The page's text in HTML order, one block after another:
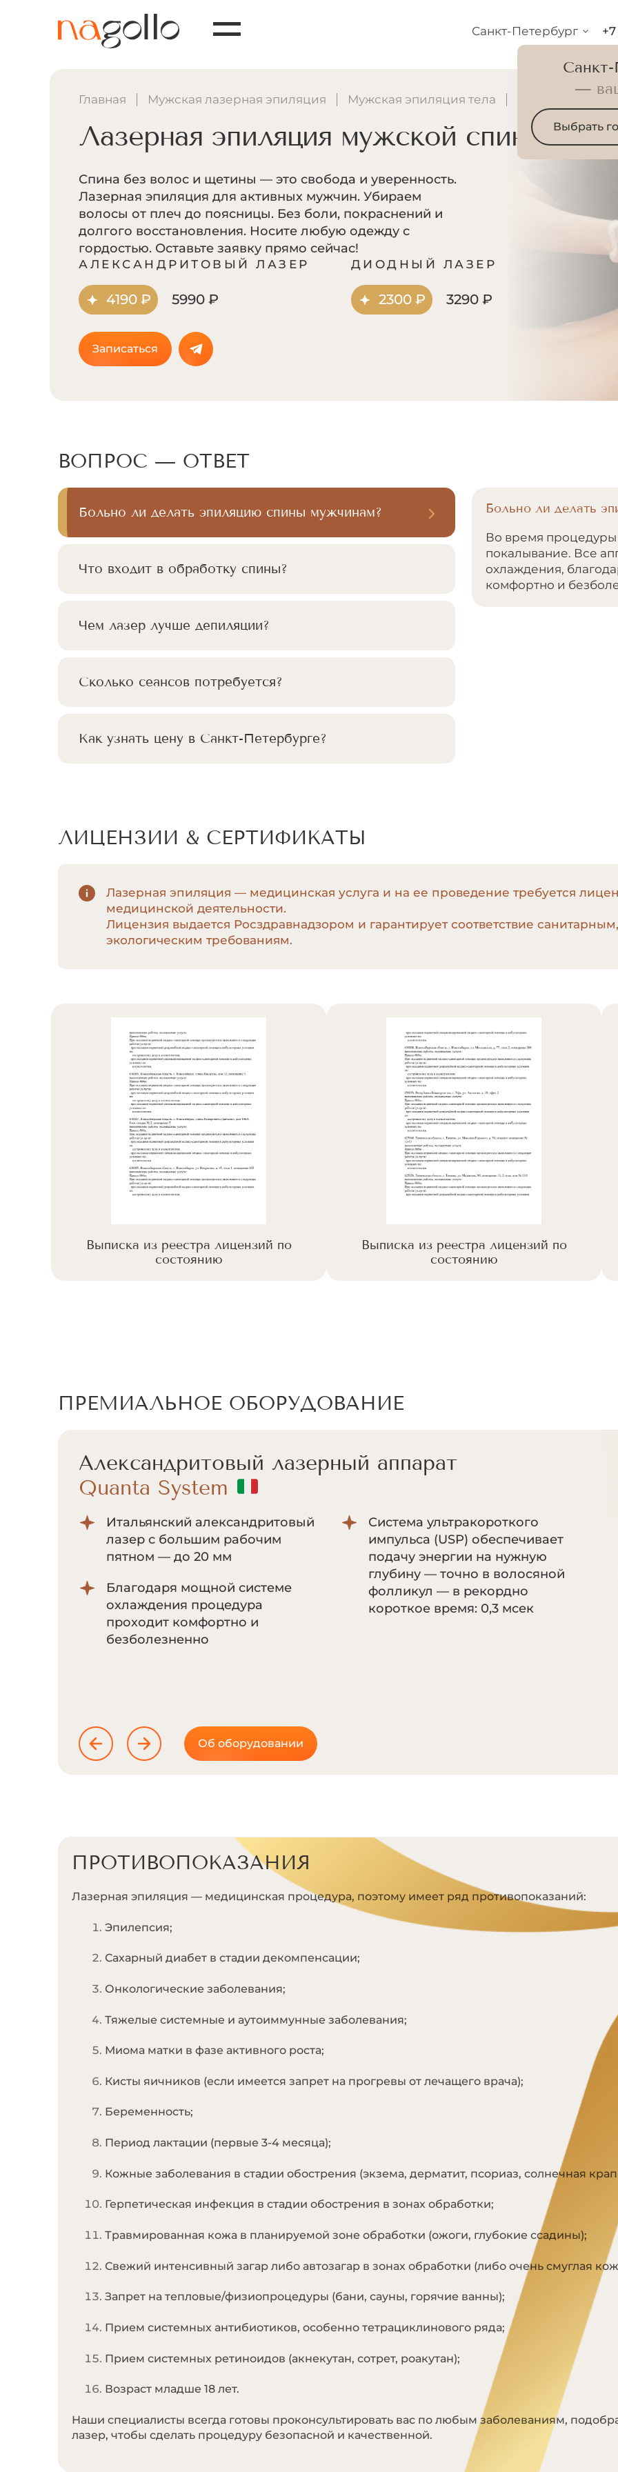
Санкт-Петербург
—
Выбрать
Главная Мужская лазерная эпиляция Мужская эпиляция тела Лазерная
Лазерная эпиляция мужской спины
Спина без волос и щетины — это свобода и уверенность.
Лазерная эпиляция для активных мужчин. Убираем
волосы от плеч до поясницы. Без боли, покраснений и
долгого восстановления. Носите любую одежду с
гордостью. Оставьте заявку прямо сейчас!
АЛЕКСАНДРИТОВЫЙ ЛАЗЕР
4190 ₽ 5990 ₽
ДИОДНЫЙ ЛАЗЕР
2300 ₽ 3290 ₽
Записаться
ВОПРОС — ОТВЕТ
Больно ли делать эпиляцию спины мужчинам?
Что входит в обработку спины?
Чем лазер лучше депиляции?
Сколько сеансов потребуется?
Как узнать цену в Санкт-Петербурге?
Больно ли делать
Во время процедуры
покалывание. Все
охлаждения,
комфортно и
ЛИЦЕНЗИИ & СЕРТИФИКАТЫ
Лазерная эпиляция — медицинская услуга и на ее проведение требуется
медицинской деятельности.
Лицензия выдается Росздравнадзором и гарантирует соответствие
экологическим требованиям.
Выписка из реестра лицензий по
состоянию
Выписка из реестра лицензий по
состоянию
ПРЕМИАЛЬНОЕ ОБОРУДОВАНИЕ
Александритовый лазерный аппарат
Quanta System
Итальянский александритовый
лазер с большим рабочим
пятном — до 20 мм
Благодаря мощной системе
охлаждения процедура
проходит комфортно и
безболезненно
Система ультракороткого
импульса (USP) обеспечивает
подачу энергии на нужную
глубину — точно в волосяной
фолликул — в рекордно
короткое время: 0,3 мсек
Об оборудовании
ПРОТИВОПОКАЗАНИЯ
Лазерная эпиляция — медицинская процедура, поэтому имеет ряд противопоказаний:
Эпилепсия;
Сахарный диабет в стадии декомпенсации;
Онкологические заболевания;
Тяжелые системные и аутоиммунные заболевания;
Миома матки в фазе активного роста;
Кисты яичников (если имеется запрет на прогревы от лечащего врача);
Беременность;
Период лактации (первые 3-4 месяца);
Кожные заболевания в стадии обострения (экзема, дерматит, псориаз, солнечная
Герпетическая инфекция в стадии обострения в зонах обработки;
Травмированная кожа в планируемой зоне обработки (ожоги, глубокие ссадины);
Свежий интенсивный загар либо автозагар в зонах обработки (либо очень смуглая
Запрет на тепловые/физиопроцедуры (бани, сауны, горячие ванны);
Прием системных антибиотиков, особенно тетрациклинового ряда;
Прием системных ретиноидов (акнекутан, сотрет, роакутан);
Возраст младше 18 лет.
Наши специалисты всегда готовы проконсультировать вас по любым заболеваниям,
лазер, чтобы сделать процедуру безопасной и качественной.